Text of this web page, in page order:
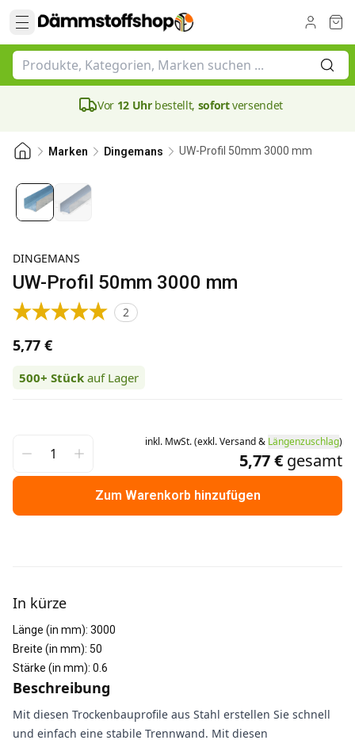
Vor 12 Uhrbestellt, sofortversendet
Marken Dingemans UW-Profil 50mm 3000 mm
0.6 mm
DINGEMANS
UW-Profil 50mm 3000 mm
2
5,77 €
500+ Stück auf Lager
inkl. MwSt.(exkl.Versand& Längenzuschlag)
5,77 € gesamt
Zum Warenkorb hinzufügen
In kürze
Länge (in mm): 3000
Breite (in mm): 50
Stärke (in mm): 0.6
Beschreibung
Mit diesen Trockenbauprofile aus Stahl erstellen Sie schnell
und einfach eine stabile Trennwand. Mit diesen